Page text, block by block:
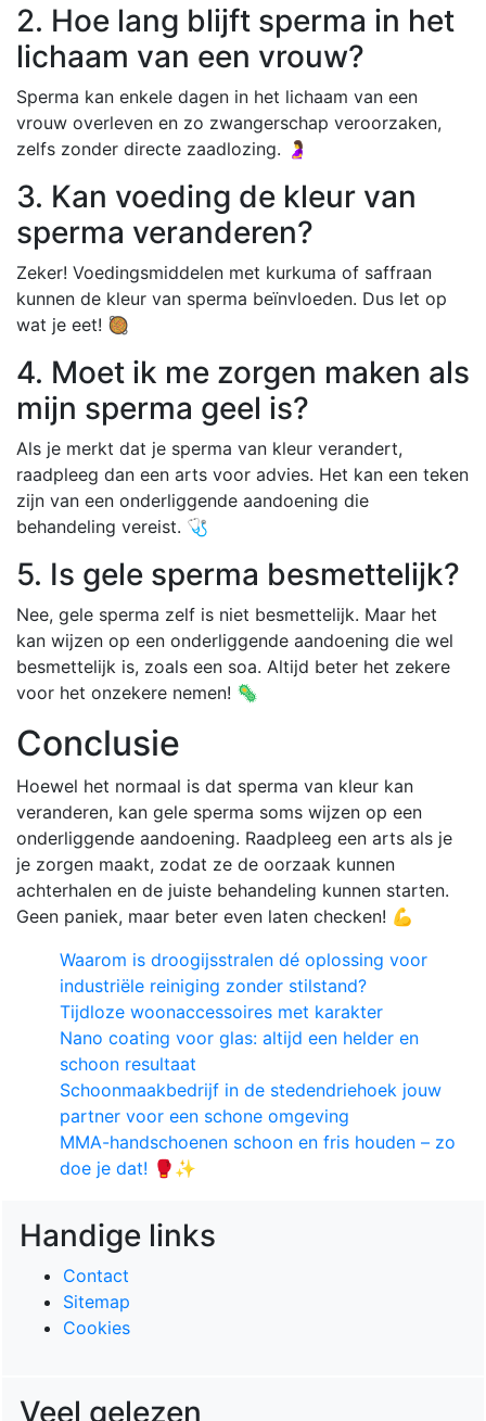
2. Hoe lang blijft sperma in het
lichaam van een vrouw?
Sperma kan enkele dagen in het lichaam van een
vrouw overleven en zo zwangerschap veroorzaken,
zelfs zonder directe zaadlozing. 🤰
3. Kan voeding de kleur van
sperma veranderen?
Zeker! Voedingsmiddelen met kurkuma of saffraan
kunnen de kleur van sperma beïnvloeden. Dus let op
wat je eet! 🥘
4. Moet ik me zorgen maken als
mijn sperma geel is?
Als je merkt dat je sperma van kleur verandert,
raadpleeg dan een arts voor advies. Het kan een teken
zijn van een onderliggende aandoening die
behandeling vereist. 🩺
5. Is gele sperma besmettelijk?
Nee, gele sperma zelf is niet besmettelijk. Maar het
kan wijzen op een onderliggende aandoening die wel
besmettelijk is, zoals een soa. Altijd beter het zekere
voor het onzekere nemen! 🦠
Conclusie
Hoewel het normaal is dat sperma van kleur kan
veranderen, kan gele sperma soms wijzen op een
onderliggende aandoening. Raadpleeg een arts als je
je zorgen maakt, zodat ze de oorzaak kunnen
achterhalen en de juiste behandeling kunnen starten.
Geen paniek, maar beter even laten checken! 💪
Waarom is droogijsstralen dé oplossing voor
industriële reiniging zonder stilstand?
Tijdloze woonaccessoires met karakter
Nano coating voor glas: altijd een helder en
schoon resultaat
Schoonmaakbedrijf in de stedendriehoek jouw
partner voor een schone omgeving
MMA-handschoenen schoon en fris houden – zo
doe je dat! 🥊✨
Handige links
Contact
Sitemap
Cookies
Veel gelezen